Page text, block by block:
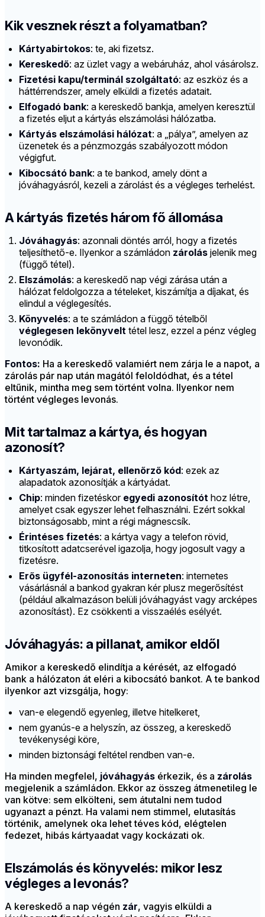
Kik vesznek részt a folyamatban?
Kártyabirtokos: te, aki fizetsz.
Kereskedő: az üzlet vagy a webáruház, ahol vásárolsz.
Fizetési kapu/terminál szolgáltató: az eszköz és a
háttérrendszer, amely elküldi a fizetés adatait.
Elfogadó bank: a kereskedő bankja, amelyen keresztül
a fizetés eljut a kártyás elszámolási hálózatba.
Kártyás elszámolási hálózat: a „pálya”, amelyen az
üzenetek és a pénzmozgás szabályozott módon
végigfut.
Kibocsátó bank: a te bankod, amely dönt a
jóváhagyásról, kezeli a zárolást és a végleges terhelést.
A kártyás fizetés három fő állomása
Jóváhagyás: azonnali döntés arról, hogy a fizetés
teljesíthető-e. Ilyenkor a számládon zárolás jelenik meg
(függő tétel).
Elszámolás: a kereskedő nap végi zárása után a
hálózat feldolgozza a tételeket, kiszámítja a díjakat, és
elindul a véglegesítés.
Könyvelés: a te számládon a függő tételből
véglegesen lekönyvelt tétel lesz, ezzel a pénz végleg
levonódik.
Fontos: Ha a kereskedő valamiért nem zárja le a napot, a
zárolás pár nap után magától feloldódhat, és a tétel
eltűnik, mintha meg sem történt volna. Ilyenkor nem
történt végleges levonás.
Mit tartalmaz a kártya, és hogyan
azonosít?
Kártyaszám, lejárat, ellenőrző kód: ezek az
alapadatok azonosítják a kártyádat.
Chip: minden fizetéskor egyedi azonosítót hoz létre,
amelyet csak egyszer lehet felhasználni. Ezért sokkal
biztonságosabb, mint a régi mágnescsík.
Érintéses fizetés: a kártya vagy a telefon rövid,
titkosított adatcserével igazolja, hogy jogosult vagy a
fizetésre.
Erős ügyfél-azonosítás interneten: internetes
vásárlásnál a bankod gyakran kér plusz megerősítést
(például alkalmazáson belüli jóváhagyást vagy arcképes
azonosítást). Ez csökkenti a visszaélés esélyét.
Jóváhagyás: a pillanat, amikor eldől
Amikor a kereskedő elindítja a kérését, az elfogadó
bank a hálózaton át eléri a kibocsátó bankot. A te bankod
ilyenkor azt vizsgálja, hogy:
van-e elegendő egyenleg, illetve hitelkeret,
nem gyanús-e a helyszín, az összeg, a kereskedő
tevékenységi köre,
minden biztonsági feltétel rendben van-e.
Ha minden megfelel, jóváhagyás érkezik, és a zárolás
megjelenik a számládon. Ekkor az összeg átmenetileg le
van kötve: sem elkölteni, sem átutalni nem tudod
ugyanazt a pénzt. Ha valami nem stimmel, elutasítás
történik, amelynek oka lehet téves kód, elégtelen
fedezet, hibás kártyaadat vagy kockázati ok.
Elszámolás és könyvelés: mikor lesz
végleges a levonás?
A kereskedő a nap végén zár, vagyis elküldi a